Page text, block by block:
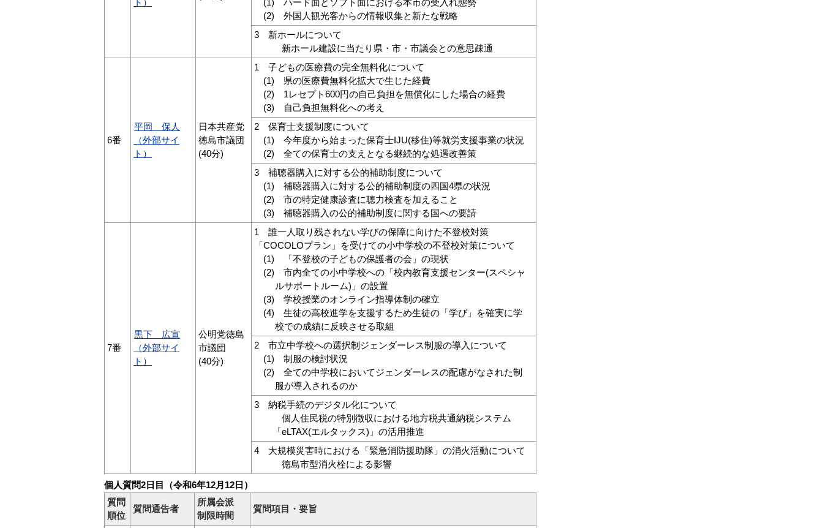
(2) 外国人観光客からの情報収集と新たな戦略
3 新ホールについて
新ホール建設に当たり県・市・市議会との意思疎通
6番
平岡 保人
（外部サイ
ト）
日本共産党
徳島市議団
(40分)
1 子どもの医療費の完全無料化について
(1) 県の医療費無料化拡大で生じた経費
(2) 1レセプト600円の自己負担を無償化にした場合の経費
(3) 自己負担無料化への考え
2 保育士支援制度について
(1) 今年度から始まった保育士IJU(移住)等就労支援事業の状況
(2) 全ての保育士の支えとなる継続的な処遇改善策
3 補聴器購入に対する公的補助制度について
(1) 補聴器購入に対する公的補助制度の四国4県の状況
(2) 市の特定健康診査に聴力検査を加えること
(3) 補聴器購入の公的補助制度に関する国への要請
7番
黒下 広宣
（外部サイ
ト）
公明党徳島
市議団
(40分)
1 誰一人取り残されない学びの保障に向けた不登校対策
「COCOLOプラン」を受けての小中学校の不登校対策について
(1) 「不登校の子どもの保護者の会」の現状
(2) 市内全ての小中学校への「校内教育支援センター(スペシャ
ルサポートルーム)」の設置
(3) 学校授業のオンライン指導体制の確立
(4) 生徒の高校進学を支援するため生徒の「学び」を確実に学
校での成績に反映させる取組
2 市立中学校への選択制ジェンダーレス制服の導入について
(1) 制服の検討状況
(2) 全ての中学校においてジェンダーレスの配慮がなされた制
服が導入されるのか
3 納税手続のデジタル化について
個人住民税の特別徴収における地方税共通納税システム
「eLTAX(エルタックス)」の活用推進
4 大規模災害時における「緊急消防援助隊」の消火活動について
徳島市型消火栓による影響
個人質問2日目（令和6年12月12日）
質問
順位
質問通告者
所属会派
制限時間
質問項目・要旨